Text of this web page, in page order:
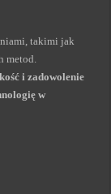
takimi jak
metod.
i zadowolenie
w